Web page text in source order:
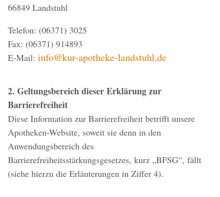
66849 Landstuhl
Telefon: (06371) 3025
Fax: (06371) 914893
E-Mail: info@kur-apotheke-landstuhl.de
2. Geltungsbereich dieser Erklärung zur
Barrierefreiheit
Diese Information zur Barrierefreiheit betrifft unsere
Apotheken-Website, soweit sie denn in den
Anwendungsbereich des
Barrierefreiheitsstärkungsgesetzes, kurz „BFSG“, fällt
(siehe hierzu die Erläuterungen in Ziffer 4).